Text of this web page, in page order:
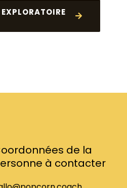
de la
à contacter